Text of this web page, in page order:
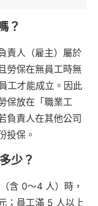
？
責人（雇主）屬於
勞保在無員工時無
工才能成立。因此
保放在「職業工
負責人在其他公司
投保。
少？
含 0～4 人）時，
；員工滿 5 人以上